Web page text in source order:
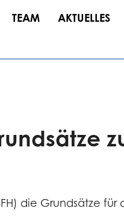
TEAM AKTUELLES
die Grundsätze